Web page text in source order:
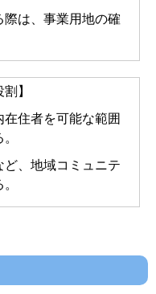
際は、事業用地の確
】
在住者を可能な範囲
ど、地域コミュニテ